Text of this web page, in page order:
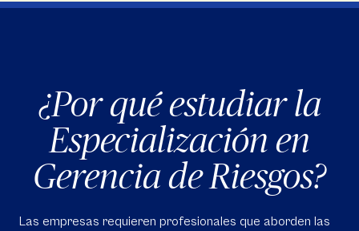
¿Por qué estudiar la
Especialización en
Gerencia de Riesgos?
Las empresas requieren profesionales que aborden las